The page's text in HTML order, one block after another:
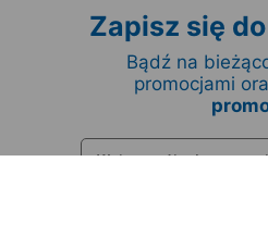
Zapisz się
Bądź na
promocjami